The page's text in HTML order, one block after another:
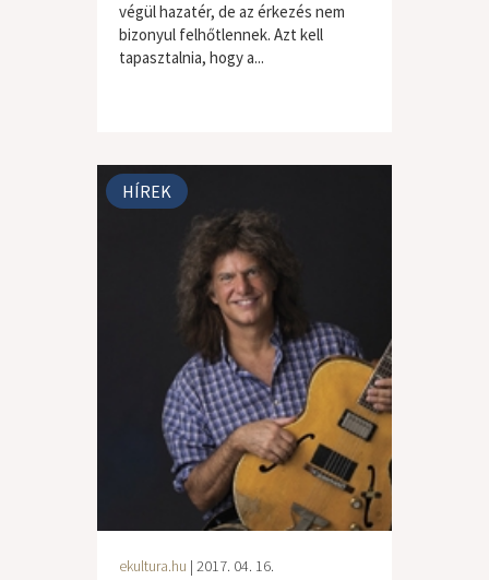
végül hazatér, de az érkezés nem
bizonyul felhőtlennek. Azt kell
tapasztalnia, hogy a...
HÍREK
ekultura.hu | 2017. 04. 16.